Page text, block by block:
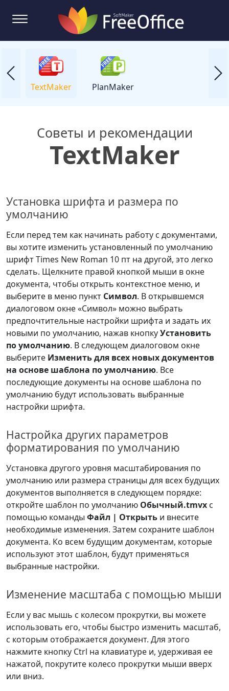
TextMaker PlanMaker
Советы и рекомендации
TextMaker
Установка шрифта и размера по
умолчанию
Если перед тем как начинать работу с документами,
вы хотите изменить установленный по умолчанию
шрифт Times New Roman 10 пт на другой, это легко
сделать. Щелкните правой кнопкой мыши в окне
документа, чтобы открыть контекстное меню, и
выберите в меню пункт Символ. В открывшемся
диалоговом окне «Символ» можно выбрать
предпочтительные настройки шрифта и задать их
новыми по умолчанию, нажав кнопкуУстановить
по умолчанию. В следующем диалоговом окне
выберите Изменить для всех новых документов
на основе шаблона по умолчанию. Все
последующие документы на основе шаблона по
умолчанию будут использовать выбранные
настройки шрифта.
Настройка других параметров
форматирования по умолчанию
Установка другого уровня масштабирования по
умолчанию или размера страницы для всех будущих
документов выполняется в следующем порядке:
откройте шаблон по умолчанию Обычный.tmvx с
помощью команды Файл | Открыть и внесите
необходимые изменения. Затем сохраните шаблон
документа. Ко всем будущим документам, которые
используют этот шаблон, будут применяться
выбранные настройки.
Изменение масштаба с помощью мыши
Если у вас мышь с колесом прокрутки, вы можете
использовать его, чтобы быстро изменить масштаб,
с которым отображается документ. Для этого
нажмите кнопку Ctrl на клавиатуре и, удерживая ее
нажатой, покрутите колесо прокрутки мыши вверх
или вниз.